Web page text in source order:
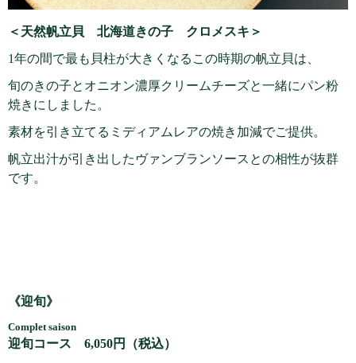
＜天然帆立貝 北海道きの子 クロメスキ＞
1年の間で最も貝柱が大きくなるこの時期の帆立貝は、
旬のきの子とオニオン濃厚クリームチーズと一緒にパン粉
焼きにしました。
素材を引き立てるミディアムレアの焼き加減でご提供。
帆立出汁が引き出したヴァンブランソースとの相性が抜群
です。
《迎旬》
Complet saison
迎旬コース 6,050円（税込）